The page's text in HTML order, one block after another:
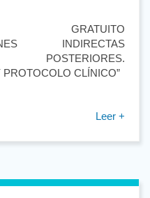
GRATUITO
INDIRECTAS
POSTERIORES.
CLÍNICO”
Leer +